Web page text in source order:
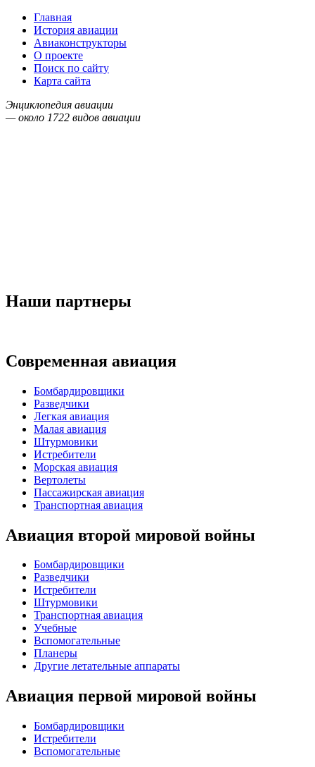
Главная
История авиации
Авиаконструкторы
О проекте
Поиск по сайту
Карта сайта
Энциклопедия авиации
— около 1722 видов авиации
Наши партнеры
Современная авиация
Бомбардировщики
Разведчики
Легкая авиация
Малая авиация
Штурмовики
Истребители
Морская авиация
Вертолеты
Пассажирская авиация
Транспортная авиация
Авиация второй мировой войны
Бомбардировщики
Разведчики
Истребители
Штурмовики
Транспортная авиация
Учебные
Вспомогательные
Планеры
Другие летательные аппараты
Авиация первой мировой войны
Бомбардировщики
Истребители
Вспомогательные